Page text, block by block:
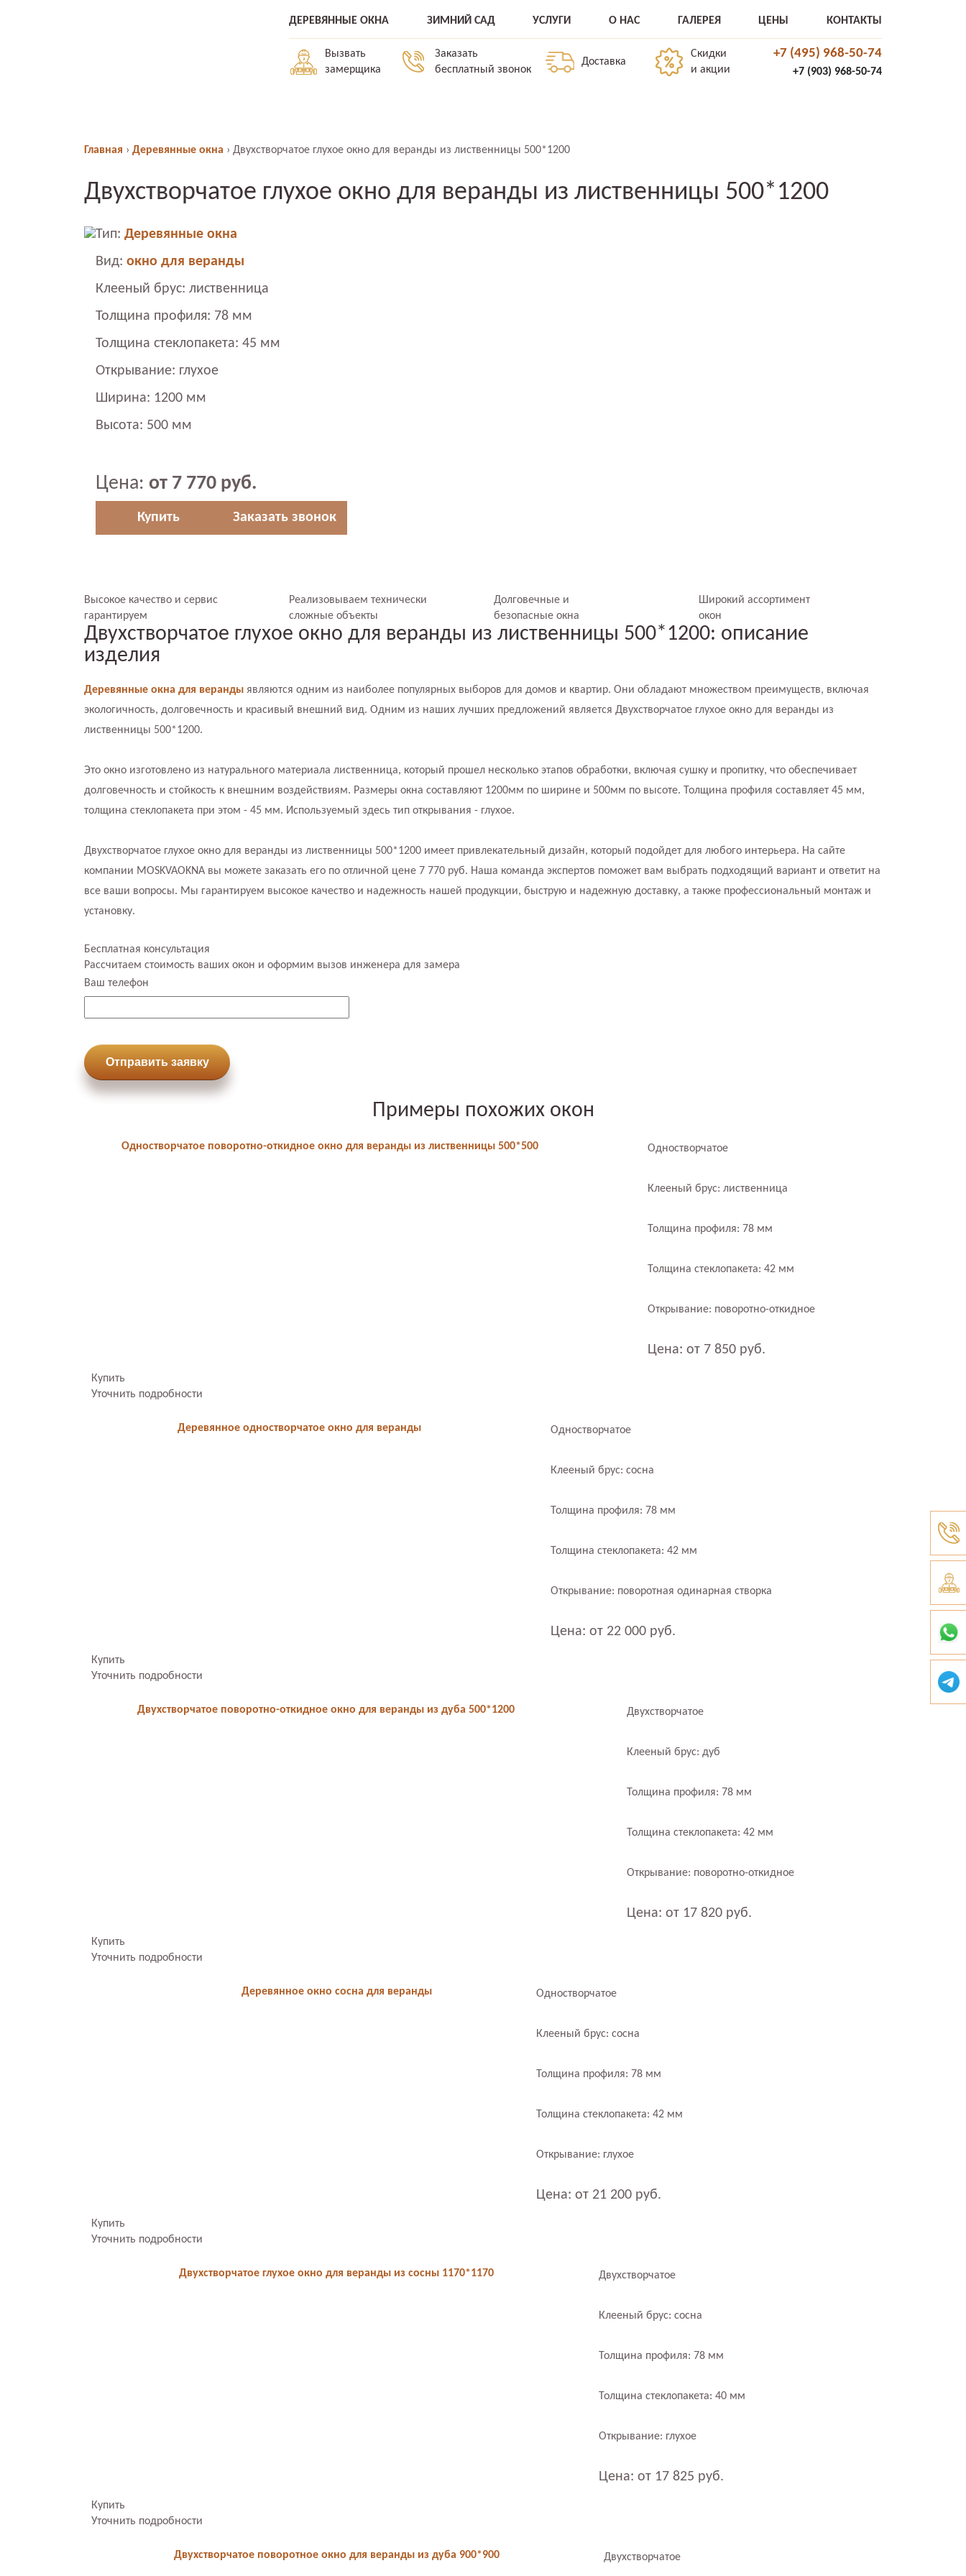
ДЕРЕВЯННЫЕ ОКНА ЗИМНИЙ САД УСЛУГИ О НАС ГАЛЕРЕЯ ЦЕНЫ КОНТАКТЫ
Вызвать
замерщика
Заказать
бесплатный звонок
Доставка
Скидки
и акции
+7 (495) 968-50-74
+7 (903) 968-50-74
Главная › Деревянные окна › Двухстворчатое глухое окно для веранды из лиственницы 500*1200
Двухстворчатое глухое окно для веранды из лиственницы 500*1200
Тип: Деревянные окна
Вид: окно для веранды
Клееный брус: лиственница
Толщина профиля: 78 мм
Толщина стеклопакета: 45 мм
Открывание: глухое
Ширина: 1200 мм
Высота: 500 мм
Цена: от 7 770 руб.
Купить Заказать звонок
Высокое качество и сервис
гарантируем
Реализовываем технически
сложные объекты
Долговечные и
безопасные окна
Широкий ассортимент
окон
Двухстворчатое глухое окно для веранды из лиственницы 500*1200: описание
изделия
Деревянные окна для веранды являются одним из наиболее популярных выборов для домов и квартир. Они обладают множеством преимуществ, включая
экологичность, долговечность и красивый внешний вид. Одним из наших лучших предложений является Двухстворчатое глухое окно для веранды из
лиственницы 500*1200.
Это окно изготовлено из натурального материала лиственница, который прошел несколько этапов обработки, включая сушку и пропитку, что обеспечивает
долговечность и стойкость к внешним воздействиям. Размеры окна составляют 1200мм по ширине и 500мм по высоте. Толщина профиля составляет 45 мм,
толщина стеклопакета при этом - 45 мм. Используемый здесь тип открывания - глухое.
Двухстворчатое глухое окно для веранды из лиственницы 500*1200 имеет привлекательный дизайн, который подойдет для любого интерьера. На сайте
компании MOSKVAOKNA вы можете заказать его по отличной цене 7 770 руб. Наша команда экспертов поможет вам выбрать подходящий вариант и ответит на
все ваши вопросы. Мы гарантируем высокое качество и надежность нашей продукции, быструю и надежную доставку, а также профессиональный монтаж и
установку.
Бесплатная консультация
Рассчитаем стоимость ваших окон и оформим вызов инженера для замера
Ваш телефон
Отправить заявку
Примеры похожих окон
Одностворчатое поворотно-откидное окно для веранды из лиственницы 500*500 Одностворчатое
Клееный брус: лиственница
Толщина профиля: 78 мм
Толщина стеклопакета: 42 мм
Открывание: поворотно-откидное
Цена: от 7 850 руб.
Купить
Уточнить подробности
Деревянное одностворчатое окно для веранды Одностворчатое
Клееный брус: сосна
Толщина профиля: 78 мм
Толщина стеклопакета: 42 мм
Открывание: поворотная одинарная створка
Цена: от 22 000 руб.
Купить
Уточнить подробности
Двухстворчатое поворотно-откидное окно для веранды из дуба 500*1200 Двухстворчатое
Клееный брус: дуб
Толщина профиля: 78 мм
Толщина стеклопакета: 42 мм
Открывание: поворотно-откидное
Цена: от 17 820 руб.
Купить
Уточнить подробности
Деревянное окно сосна для веранды Одностворчатое
Клееный брус: сосна
Толщина профиля: 78 мм
Толщина стеклопакета: 42 мм
Открывание: глухое
Цена: от 21 200 руб.
Купить
Уточнить подробности
Двухстворчатое глухое окно для веранды из сосны 1170*1170 Двухстворчатое
Клееный брус: сосна
Толщина профиля: 78 мм
Толщина стеклопакета: 40 мм
Открывание: глухое
Цена: от 17 825 руб.
Купить
Уточнить подробности
Двухстворчатое поворотное окно для веранды из дуба 900*900 Двухстворчатое